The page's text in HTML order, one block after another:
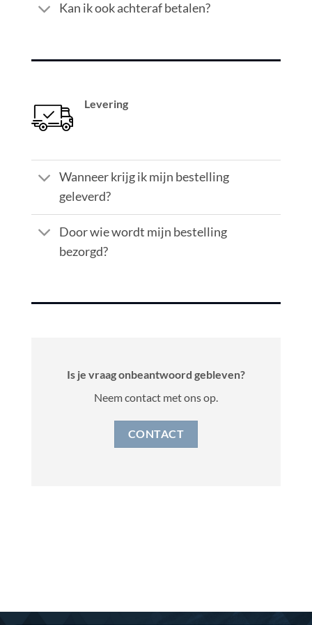
Kan ik ook achteraf betalen?
Levering
Wanneer krijg ik mijn bestelling
geleverd?
Door wie wordt mijn bestelling
bezorgd?
Is je vraag onbeantwoord gebleven?
Neem contact met ons op.
CONTACT